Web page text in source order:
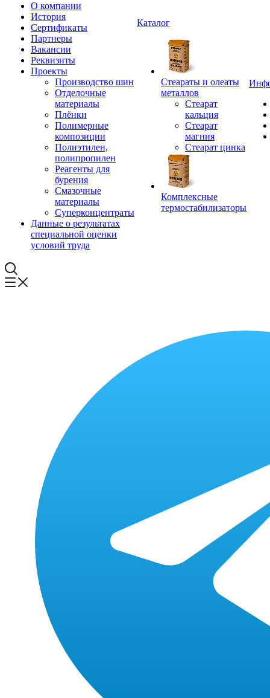
О компании
История
Сертификаты
Партнеры
Вакансии
Реквизиты
Проекты
Производство шин
Отделочные
материалы
Плёнки
Полимерные
композиции
Полиэтилен,
полипропилен
Реагенты для
бурения
Смазочные
материалы
Суперконцентраты
Данные о результатах
специальной оценки
условий труда
Каталог
Стеараты и олеаты
металлов
Стеарат
кальция
Стеарат
магния
Стеарат цинка
Комплексные
термостабилизаторы